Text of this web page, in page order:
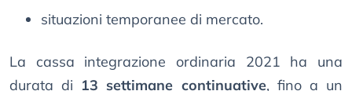
situazioni temporanee di mercato.
La cassa integrazione ordinaria 2021 ha una
durata di 13 settimane continuative, fino a un